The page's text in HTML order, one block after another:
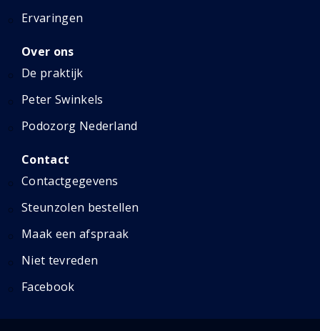
Ervaringen
Over ons
De praktijk
Peter Swinkels
Podozorg Nederland
Contact
Contactgegevens
Steunzolen bestellen
Maak een afspraak
Niet tevreden
Facebook